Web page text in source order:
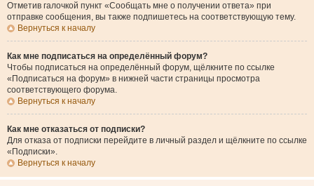
Отметив галочкой пункт «Сообщать мне о получении ответа» при
отправке сообщения, вы также подпишетесь на соответствующую тему.
Вернуться к началу
Как мне подписаться на определённый форум?
Чтобы подписаться на определённый форум, щёлкните по ссылке
«Подписаться на форум» в нижней части страницы просмотра
соответствующего форума.
Вернуться к началу
Как мне отказаться от подписки?
Для отказа от подписки перейдите в личный раздел и щёлкните по ссылке
«Подписки».
Вернуться к началу